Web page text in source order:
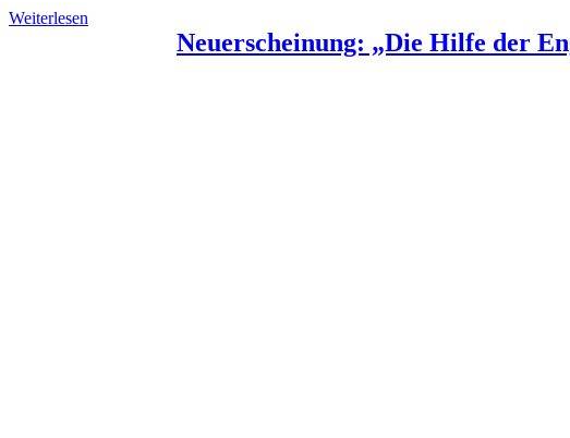
Weiterlesen
Neuerscheinung: „Die Hilfe der